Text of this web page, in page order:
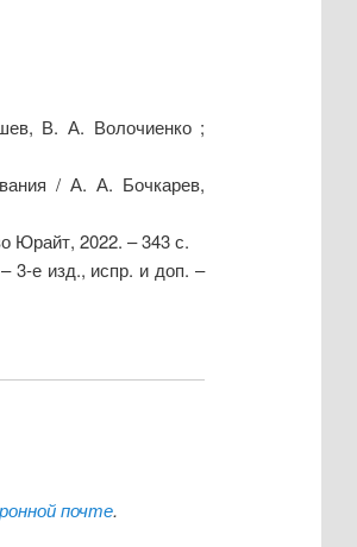
В. А. Волочиенко ;
/ А. А. Бочкарев,
Юрайт, 2022. – 343 с.
3-е изд., испр. и доп. –
почте.